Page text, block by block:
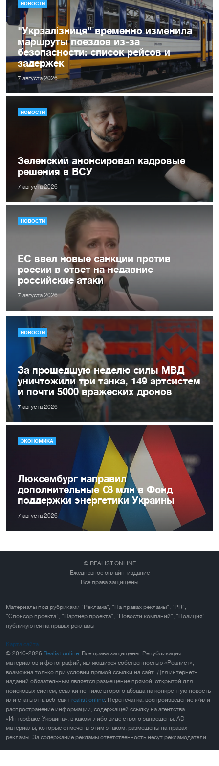
НОВОСТИ
"Укрзалізниця" временно изменила
маршруты поездов из-за
безопасности: список рейсов и
задержек
7 августа 2026
НОВОСТИ
Зеленский анонсировал кадровые
решения в ВСУ
7 августа 2026
НОВОСТИ
ЕС ввел новые санкции против
россии в ответ на недавние
российские атаки
7 августа 2026
НОВОСТИ
За прошедшую неделю силы МВД
уничтожили три танка, 149 артсистем
и почти 5000 вражеских дронов
7 августа 2026
ЭКОНОМИКА
Люксембург направил
дополнительные €8 млн в Фонд
поддержки энергетики Украины
7 августа 2026
© REALIST.ONLINE
Ежедневное онлайн-издание
Все права защищены
Материалы под рубриками "Реклама", "На правах рекламы", "PR",
"Спонсор проекта", "Партнер проекта", "Новости компаний", "Позиция"
публикуются на правах рекламы
Карта сайта
© 2016-2026 Realist.online. Все права защищены. Републикация
материалов и фотографий, являющихся собственностью «Реалист»,
возможна только при условии прямой ссылки на сайт. Для интернет-
изданий обязательным является размещение прямой, открытой для
поисковых систем, ссылки не ниже второго абзаца на конкретную новость
или статью на веб-сайт realist.online. Перепечатка, воспроизведение и/или
распространение информации, содержащей ссылку на агентства
«Интерфакс-Украина», в каком-либо виде строго запрещены. AD –
материалы, которые отмечены этим знаком, размещены на правах
рекламы. За содержание рекламы ответственность несут рекламодатели.